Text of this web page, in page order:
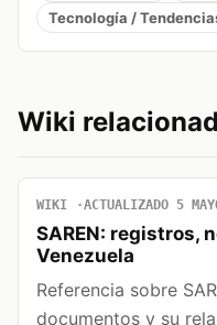
Tecnología /
Wiki
WIKI ACTUALIZADO 5
SAREN: registros,
Venezuela
Referencia sobre
documentos y su